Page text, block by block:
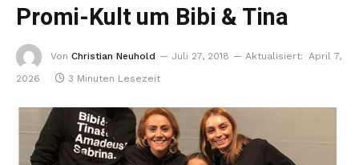
Promi-Kult um Bibi & Tina
Von Christian Neuhold Juli 27, 2018 Aktualisiert: April 7,
2026
3 Minuten Lesezeit